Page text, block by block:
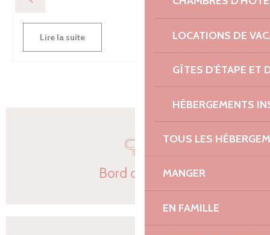
LOCATIONS DE
GÎTES D'ÉTAPE ET
HÉBERGEMENTS
TOUS LES
MANGER
EN FAMILLE
Lire la suite
Bord de mer